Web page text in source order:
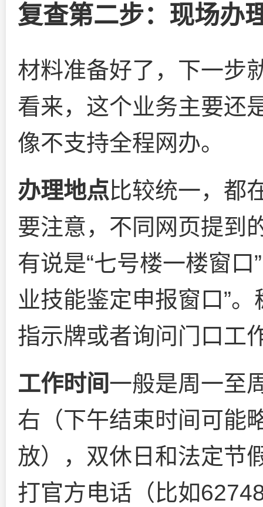
复查第二步：现场办
材料准备好了，下一步
看来，这个业务主要还
像不支持全程网办。
办理地点 比较统一，都
要注意，不同网页提到
有说是“七号楼一楼窗
业技能鉴定申报窗口”
指示牌或者询问门口工
工作时间一般是周一至
右（下午结束时间可能
放），双休日和法定节
打官方电话（比如